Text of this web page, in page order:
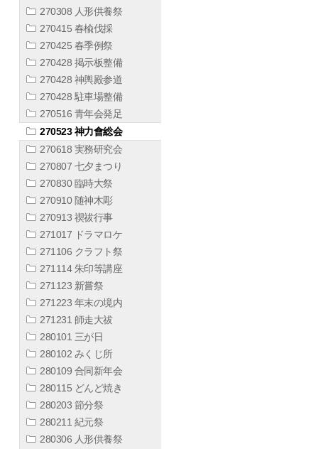
270308 人形供養祭
270415 春楡伐採
270425 春季例祭
270428 掲示板整備
270428 神輿殿参道
270428 駐車場整備
270516 青年会発足
270523 神力會総会
270618 実務研究会
270807 七夕まつり
270830 臨時大祭
270910 随神木彫
270913 禊祓行事
271017 ドラマロケ
271106 クラフト祭
271114 朱印等講座
271123 新嘗祭
271223 年末の境内
271231 師走大祓
280101 三が日
280102 みくじ所
280109 合同新年会
280115 どんど焼き
280203 節分祭
280211 紀元祭
280306 人形供養祭